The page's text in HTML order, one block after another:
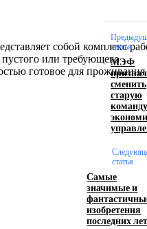
собой комплекс
или требующего
готовое для проживания
номер бурлеска
статья
МЭФ
призвал
сменить
старую
команду
статья
Самые
значимые и
изобретения
последних